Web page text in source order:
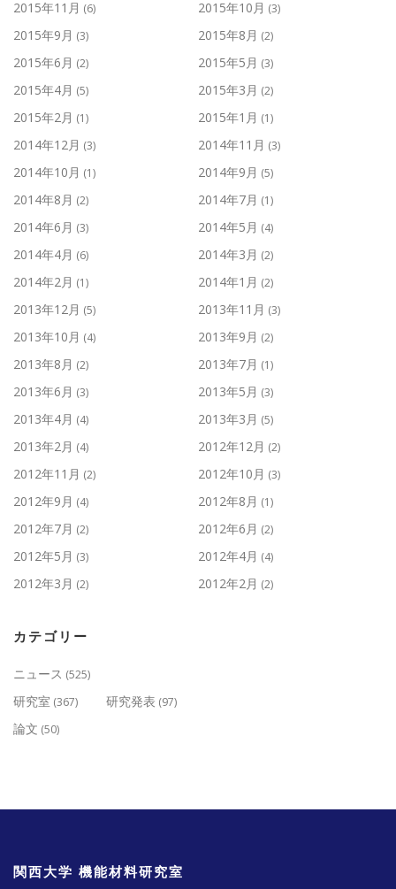
2015年11月 (6) 2015年10月 (3)
2015年9月 (3) 2015年8月 (2)
2015年6月 (2) 2015年5月 (3)
2015年4月 (5) 2015年3月 (2)
2015年2月 (1) 2015年1月 (1)
2014年12月 (3) 2014年11月 (3)
2014年10月 (1) 2014年9月 (5)
2014年8月 (2) 2014年7月 (1)
2014年6月 (3) 2014年5月 (4)
2014年4月 (6) 2014年3月 (2)
2014年2月 (1) 2014年1月 (2)
2013年12月 (5) 2013年11月 (3)
2013年10月 (4) 2013年9月 (2)
2013年8月 (2) 2013年7月 (1)
2013年6月 (3) 2013年5月 (3)
2013年4月 (4) 2013年3月 (5)
2013年2月 (4) 2012年12月 (2)
2012年11月 (2) 2012年10月 (3)
2012年9月 (4) 2012年8月 (1)
2012年7月 (2) 2012年6月 (2)
2012年5月 (3) 2012年4月 (4)
2012年3月 (2) 2012年2月 (2)
カテゴリー
ニュース (525)
研究室 (367) 研究発表 (97)
論文 (50)
関西大学 機能材料研究室